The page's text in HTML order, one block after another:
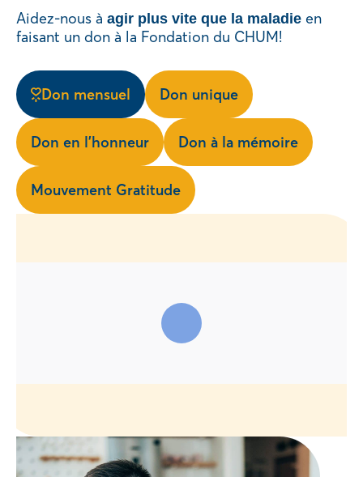
Aidez-nous à agir plus vite que la maladie en
faisant un don à la Fondation du CHUM!
Don mensuel Don unique
Don en l’honneur Don à la mémoire
Mouvement Gratitude